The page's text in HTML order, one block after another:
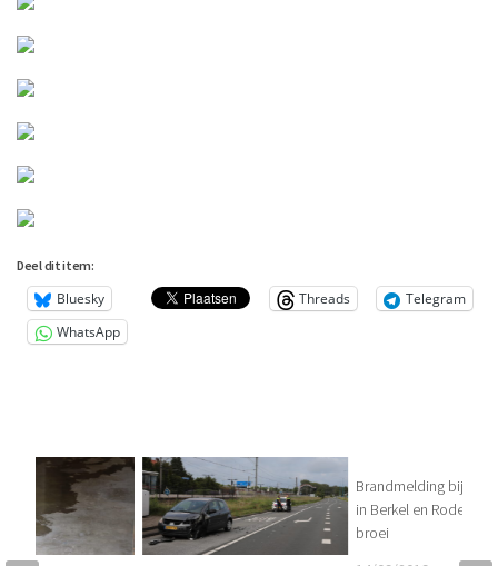
Deel dit item:
Bluesky Threads
Telegram
WhatsApp
Brandmelding bij
in Berkel en Rodenrijs
broei